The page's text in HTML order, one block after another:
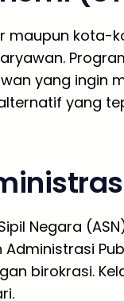
maupun
yang ingin
yang
Negara
birokrasi.